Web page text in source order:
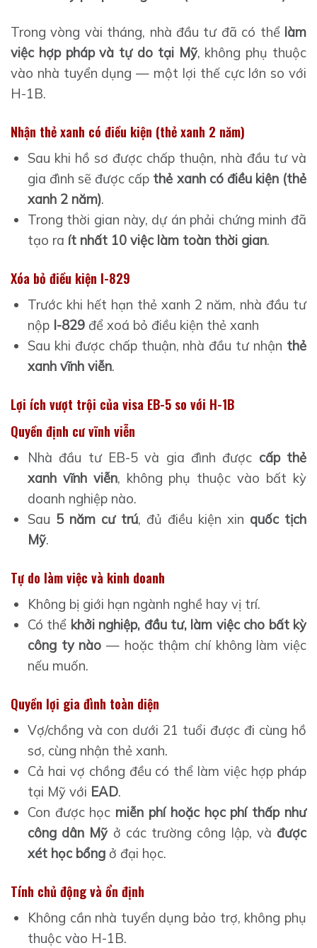
Trong vòng vài tháng, nhà đầu tư đã có thể làm
việc hợp pháp và tự do tại Mỹ, không phụ thuộc
vào nhà tuyển dụng — một lợi thế cực lớn so với
H-1B.
Nhận thẻ xanh có điều kiện (thẻ xanh 2 năm)
Sau khi hồ sơ được chấp thuận, nhà đầu tư và
gia đình sẽ được cấp thẻ xanh có điều kiện (thẻ
xanh 2 năm).
Trong thời gian này, dự án phải chứng minh đã
tạo ra ít nhất 10 việc làm toàn thời gian.
Xóa bỏ điều kiện I-829
Trước khi hết hạn thẻ xanh 2 năm, nhà đầu tư
nộp I-829để xoá bỏ điều kiện thẻ xanh
Sau khi được chấp thuận, nhà đầu tư nhận thẻ
xanh vĩnh viễn.
Lợi ích vượt trội của visa EB-5 so với H-1B
Quyền định cư vĩnh viễn
Nhà đầu tư EB-5 và gia đình được cấp thẻ
xanh vĩnh viễn, không phụ thuộc vào bất kỳ
doanh nghiệp nào.
Sau 5 năm cư trú, đủ điều kiện xin quốc tịch
Mỹ.
Tự do làm việc và kinh doanh
Không bị giới hạn ngành nghề hay vị trí.
Có thể khởi nghiệp, đầu tư, làm việc cho bất kỳ
công ty nào — hoặc thậm chí không làm việc
nếu muốn.
Quyền lợi gia đình toàn diện
Vợ/chồng và con dưới 21 tuổi được đi cùng hồ
sơ, cùng nhận thẻ xanh.
Cả hai vợ chồng đều có thể làm việc hợp pháp
tại Mỹ với EAD.
Con được học miễn phí hoặc học phí thấp như
công dân Mỹở các trường công lập, và được
xét học bổngở đại học.
Tính chủ động và ổn định
Không cần nhà tuyển dụng bảo trợ, không phụ
thuộc vào H-1B.